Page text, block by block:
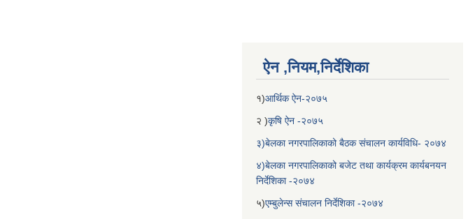
ऐन ,नियम,निर्देशिका
१)आर्थिक ऐन-२०७५
२ )कृषि ऐन -२०७५
३)बेलका नगरपालिकाको बैठक संचालन कार्यविधि- २०७४
४)बेलका नगरपालिकाको बजेट तथा कार्यक्रम कार्यबनयन
निर्देशिका -२०७४
५)एम्बुलेन्स संचालन निर्देशिका -२०७४